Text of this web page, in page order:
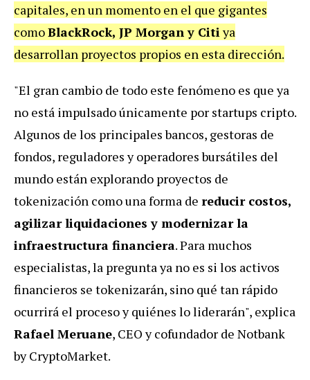
capitales, en un momento en el que gigantes
comoBlackRock, JP Morgan y Citiya
desarrollan proyectos propios en esta dirección.
"El gran cambio de todo este fenómeno es que ya
no está impulsado únicamente por startups cripto.
Algunos de los principales bancos, gestoras de
fondos, reguladores y operadores bursátiles del
mundo están explorando proyectos de
tokenización como una forma de reducir costos,
agilizar liquidaciones y modernizar la
infraestructura financiera. Para muchos
especialistas, la pregunta ya no es si los activos
financieros se tokenizarán, sino qué tan rápido
ocurrirá el proceso y quiénes lo liderarán", explica
Rafael Meruane, CEO y cofundador de Notbank
by CryptoMarket.